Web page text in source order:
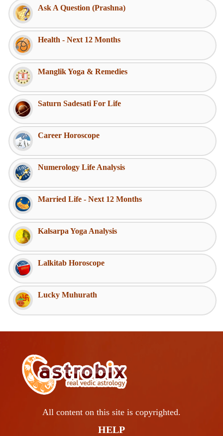
Ask A Question (Prashna)
Health - Next 12 Months
Manglik Yoga & Remedies
Saturn Sadesati For Life
Career Horoscope
Numerology Life Analysis
Married Life - Next 12 Months
Kalsarpa Yoga Analysis
Lalkitab Horoscope
Lucky Muhurath
All content on this site is copyrighted.
HELP